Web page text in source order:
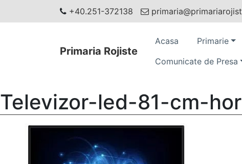
+40.251-372138
Primaria Rojiste
Acasa Primarie
Comunicate de Presa
Televizor-led-81-cm-